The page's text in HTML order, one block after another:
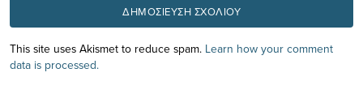
This site uses Akismet to reduce spam. Learn how your comment
data is processed.